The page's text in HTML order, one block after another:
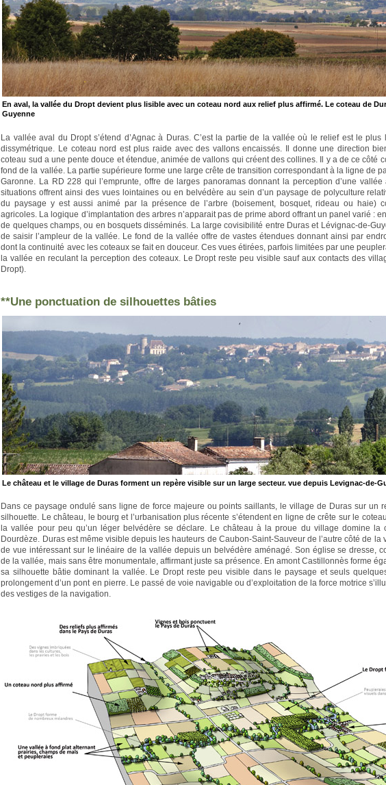
En aval, la vallée du Dropt devient plus lisible avec un coteau nord aux relief plus affirmé. Le coteau de
Guyenne
La vallée aval du Dropt s’étend d’Agnac à Duras. C’est la partie de la vallée où le relief est le plus
dissymétrique. Le coteau nord est plus raide avec des vallons encaissés. Il donne une direction
coteau sud a une pente douce et étendue, animée de vallons qui créent des collines. Il y a de ce côté
fond de la vallée. La partie supérieure forme une large crête de transition correspondant à la ligne de
Garonne. La RD 228 qui l’emprunte, offre de larges panoramas donnant la perception d’une
situations offrent ainsi des vues lointaines ou en belvédère au sein d’un paysage de polyculture
du paysage y est aussi animé par la présence de l’arbre (boisement, bosquet, rideau ou haie)
agricoles. La logique d’implantation des arbres n’apparait pas de prime abord offrant un panel varié :
de quelques champs, ou en bosquets disséminés. La large covisibilité entre Duras et Lévignac-de-
de saisir l’ampleur de la vallée. Le fond de la vallée offre de vastes étendues donnant ainsi par
dont la continuité avec les coteaux se fait en douceur. Ces vues étirées, parfois limitées par une
la vallée en reculant la perception des coteaux. Le Dropt reste peu visible sauf aux contacts des
Dropt).
**Une ponctuation de silhouettes bâties
Le château et le village de Duras forment un repère visible sur un large secteur. vue depuis Levignac-de-
Dans ce paysage ondulé sans ligne de force majeure ou points saillants, le village de Duras sur un
silhouette. Le château, le bourg et l’urbanisation plus récente s’étendent en ligne de crête sur le
la vallée pour peu qu’un léger belvédère se déclare. Le château à la proue du village domine la
Dourdèze. Duras est même visible depuis les hauteurs de Caubon-Saint-Sauveur de l’autre côté de la
de vue intéressant sur le linéaire de la vallée depuis un belvédère aménagé. Son église se dresse,
de la vallée, mais sans être monumentale, affirmant juste sa présence. En amont Castillonnès forme
sa silhouette bâtie dominant la vallée. Le Dropt reste peu visible dans le paysage et seuls
prolongement d’un pont en pierre. Le passé de voie navigable ou d’exploitation de la force motrice
des vestiges de la navigation.